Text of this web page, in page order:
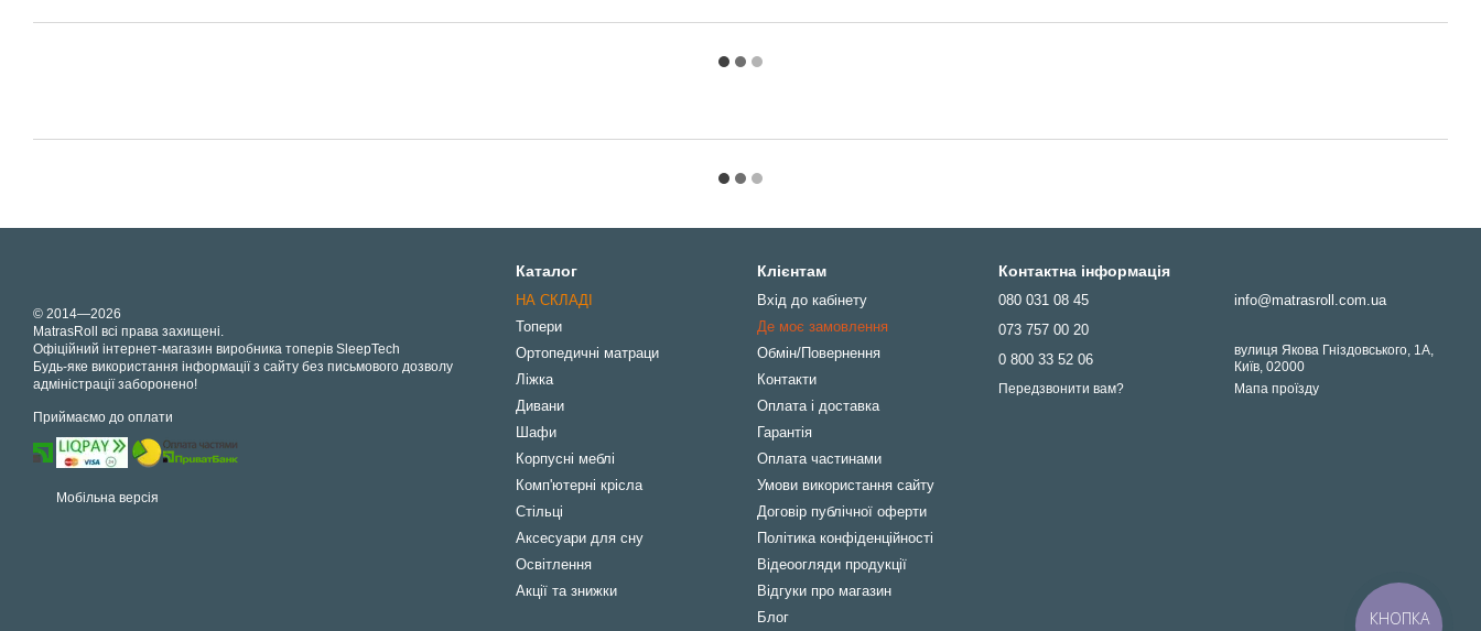
© 2014—2026
MatrasRoll всі права захищені.
Офіційний інтернет-магазин виробника топерів SleepTech
Будь-яке використання інформації з сайту без письмового дозволу
адміністрації заборонено!
Приймаємо до оплати
Мобільна версія
Каталог
НА СКЛАДІ
Топери
Ортопедичні матраци
Ліжка
Дивани
Шафи
Корпусні меблі
Комп'ютерні крісла
Стільці
Аксесуари для сну
Освітлення
Акції та знижки
Клієнтам
Вхід до кабінету
Де моє замовлення
Обмін/Повернення
Контакти
Оплата і доставка
Гарантія
Оплата частинами
Умови використання сайту
Договір публічної оферти
Політика конфіденційності
Відеоогляди продукції
Відгуки про магазин
Блог
Контактна інформація
080 031 08 45
073 757 00 20
0 800 33 52 06
Передзвонити вам?
info@matrasroll.com.ua
вулиця Якова Гніздовського, 1А,
Київ, 02000
Мапа проїзду
КНОПКА